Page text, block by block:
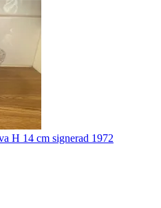
H 14 cm signerad 1972